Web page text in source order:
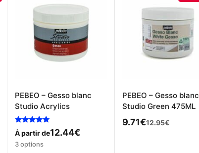
PEBEO – Gesso blanc
Studio Acrylics
Note
5.00
sur 5
À partir de12.44€
Ce
3 options
PEBEO – Gesso blanc
Studio Green 475ML
12.95€
Le
9.71€
Le